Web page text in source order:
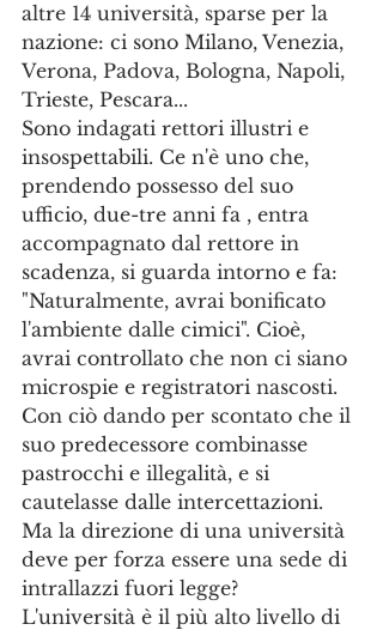
altre 14 università, sparse per la
nazione: ci sono Milano, Venezia,
Verona, Padova, Bologna, Napoli,
Trieste, Pescara...
Sono indagati rettori illustri e
insospettabili. Ce n'è uno che,
prendendo possesso del suo
ufficio, due-tre anni fa , entra
accompagnato dal rettore in
scadenza, si guarda intorno e fa:
"Naturalmente, avrai bonificato
l'ambiente dalle cimici". Cioè,
avrai controllato che non ci siano
microspie e registratori nascosti.
Con ciò dando per scontato che il
suo predecessore combinasse
pastrocchi e illegalità, e si
cautelasse dalle intercettazioni.
Ma la direzione di una università
deve per forza essere una sede di
intrallazzi fuori legge?
L'università è il più alto livello di